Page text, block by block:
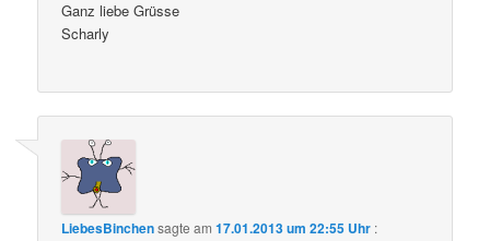
Ganz liebe Grüsse
Scharly
LiebesBinchensagte am17.01.2013 um 22:55 Uhr :